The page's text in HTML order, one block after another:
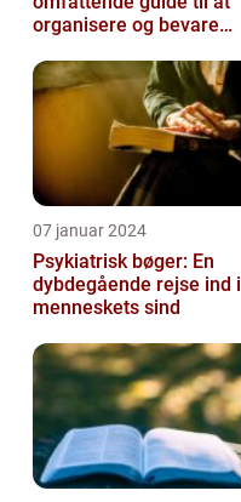
organisere og bevare
07 januar 2024
Psykiatrisk bøger: En
dybdegående rejse ind i
menneskets sind